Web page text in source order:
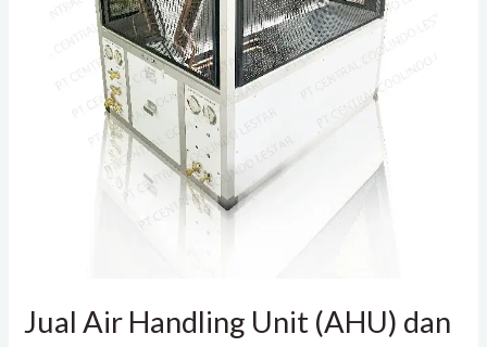
Jual Air Handling Unit (AHU) dan
Customize
Purwakarta